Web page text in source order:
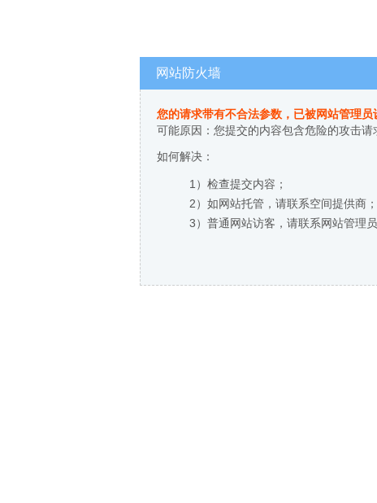
网站防火墙
您的请求带有不合法参数，已被网站管理员
可能原因：您提交的内容包含危险的攻击请
如何解决：
1）检查提交内容；
2）如网站托管，请联系空间提供商；
3）普通网站访客，请联系网站管理员